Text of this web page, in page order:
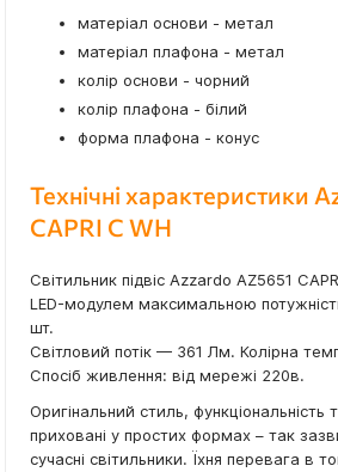
матеріал основи - метал
матеріал плафона - метал
колір основи - чорний
колір плафона - білий
форма плафона - конус
Технічні характеристики
CAPRI C WH
Світильник підвіс Azzardo AZ5651
LED-модулем максимальною
шт.
Світловий потік — 361 Лм. Колірна
Спосіб живлення: від мережі 220в.
Оригінальний стиль, функціональність
приховані у простих формах – так
сучасні світильники. Їхня перевага в